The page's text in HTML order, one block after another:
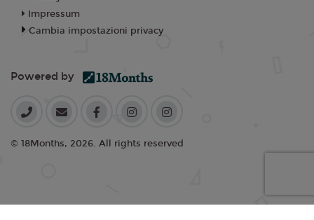
Impressum
Cambia impostazioni privacy
Powered by
© 18Months, 2026. All rights reserved